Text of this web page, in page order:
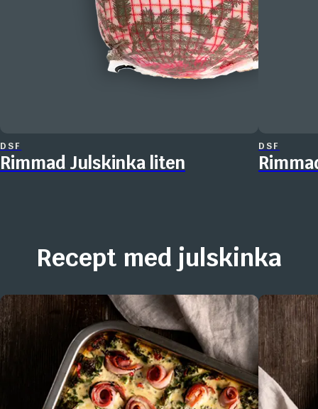
DSF
Rimmad Julskinka liten
DSF
Recept med julskinka